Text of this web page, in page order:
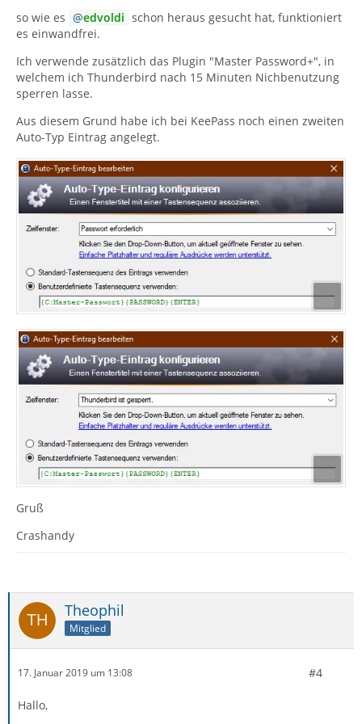
{ENTER} steht. Das war*s auch schon, dann auf OK
drücken.
verwende die Kombination Strg+Alt+A.
Wenn du jetzt das nächste Mal Thunderbird öffnest bei
aktiviertem Passwortmanager und das
Passworteingabefeld poppt auf, drückst du einfach die
automatisch eingefügt. Ich verwende das System nicht
nur für Thunderbird sondern auch für andere
Programme, die nach einem Passwort verlangen.
so wie es
edvoldi schon heraus gesucht hat, funktioniert
es einwandfrei.
Ich verwende zusätzlich das Plugin "Master Password+", in
welchem ich Thunderbird nach 15 Minuten Nichbenutzung
sperren lasse.
Aus diesem Grund habe ich bei KeePass noch einen zweiten
Auto-Typ Eintrag angelegt.
Gruß
Crashandy
Theophil
Mitglied
17. Januar 2019 um 13:08 #4
Hallo,